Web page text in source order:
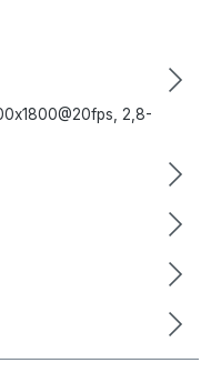
2,8-